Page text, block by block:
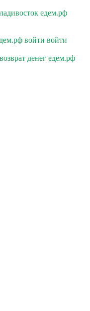
едем.рф
войти войти
денег едем.рф